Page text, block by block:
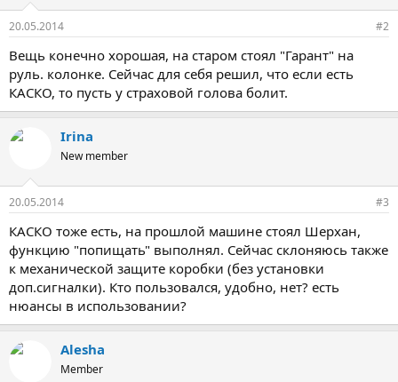
20.05.2014 #2
Вещь конечно хорошая, на старом стоял "Гарант" на
руль. колонке. Сейчас для себя решил, что если есть
КАСКО, то пусть у страховой голова болит.
Irina
New member
20.05.2014 #3
КАСКО тоже есть, на прошлой машине стоял Шерхан,
функцию "попищать" выполнял. Сейчас склоняюсь также
к механической защите коробки (без установки
доп.сигналки). Кто пользовался, удобно, нет? есть
нюансы в использовании?
Alesha
Member